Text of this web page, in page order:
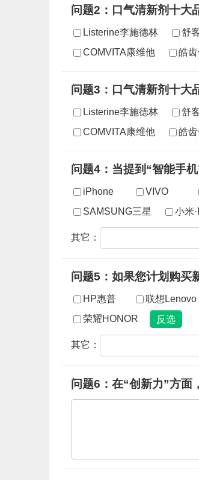
问题2：口气清新剂十大
Listerine李施德林 舒
COMVITA康维他
皓
问题3：口气清新剂十大
Listerine李施德林 舒
COMVITA康维他
皓
问题4：当提到“智能手
iPhone VIVO
SAMSUNG三星
小米
其它：
问题5：如果您计划购买
HP惠普 联想Lenovo
荣耀HONOR
其它：
问题6：在“创新力”方面